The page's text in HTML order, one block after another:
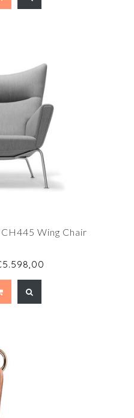
Wing Chair